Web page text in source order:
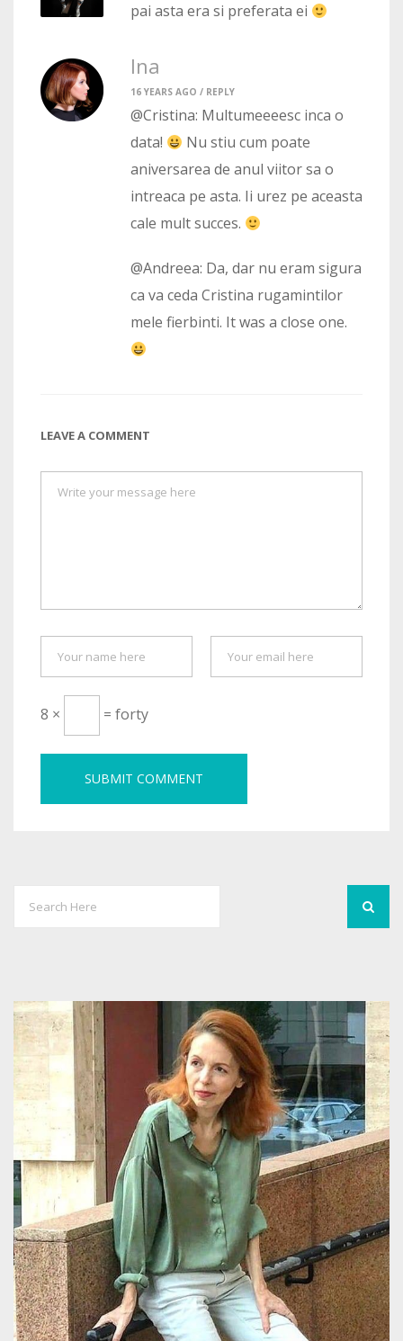
pai asta era si preferata ei
Ina
16 YEARS AGO / REPLY
@Cristina: Multumeeeesc inca o
data!
Nu stiu cum poate
aniversarea de anul viitor sa o
intreaca pe asta. Ii urez pe aceasta
cale mult succes.
@Andreea: Da, dar nu eram sigura
ca va ceda Cristina rugamintilor
mele fierbinti. It was a close one.
LEAVE A COMMENT
8 × = forty